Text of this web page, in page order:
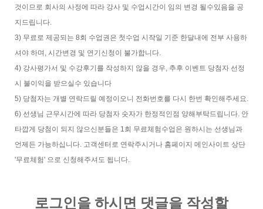
것이므로 회사의 사정에 따라 강사 및 수업시간이 임의 변경 될수있음을 공
지드립니다.
3) 무료로 제공되는 8회 수업권은 첫수업 시작일 기준 한달내에 전부 사용하
셔야 하며, 시간변경 및 연기신청이 불가합니다.
4) 강사평가서 및 수강후기를 작성하지 않을 경우, 추후 이벤트 당첨자 선정
시 불이익을 받으실수 있습니다
5) 당첨자는 개별 연락드릴 예정이오니 전화번호를 다시 한번 확인해주세요.
6) 선생님 근무시간에 따라 당첨자 숫자가 한정적인점 양해부탁드립니다. 안
타깝게 당첨이 되지 않으신분들은 1회 무료체험수업은 원하시는 선생님과
언제든 가능하십니다. 고객센터로 연락주시거나 홈페이지 메인사이트 상단
'무료체험' 으로 신청해주셔도 됩니다.